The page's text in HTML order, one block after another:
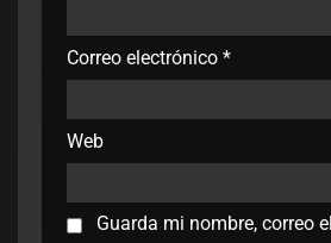
Correo electrónico *
Web
Guarda mi nombre, correo